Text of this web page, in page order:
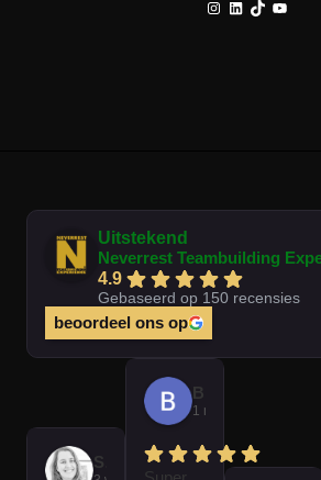
Instagram
LinkedIn
TikTokYouTube
Uitstekend
Neverrest Teambuilding
4.9
Gebaseerd op 150 recensies
beoordeel ons op
1 maand geleden